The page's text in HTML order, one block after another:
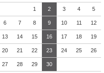
1 2 3 4 5
6 7 8 9 10 11 12
13 14 15 16 17 18 19
20 21 22 23 24 25 26
27 28 29 30